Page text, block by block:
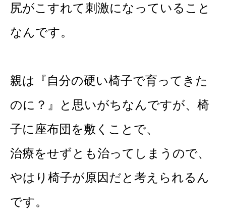
尻がこすれて刺激になっていること
なんです。
親は『自分の硬い椅子で育ってきた
のに？』と思いがちなんですが、椅
子に座布団を敷くことで、
治療をせずとも治ってしまうので、
やはり椅子が原因だと考えられるん
です。